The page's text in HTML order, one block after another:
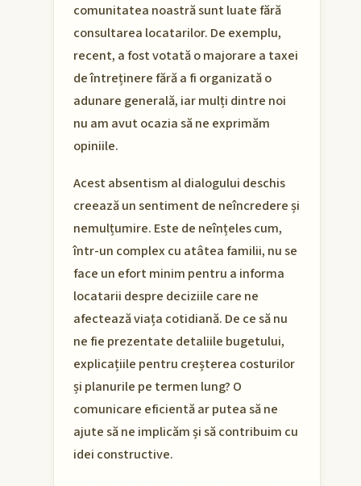
comunitatea noastră sunt luate fără
consultarea locatarilor. De exemplu,
recent, a fost votată o majorare a taxei
de întreținere fără a fi organizată o
adunare generală, iar mulți dintre noi
nu am avut ocazia să ne exprimăm
opiniile.
Acest absentism al dialogului deschis
creează un sentiment de neîncredere și
nemulțumire. Este de neînțeles cum,
într-un complex cu atâtea familii, nu se
face un efort minim pentru a informa
locatarii despre deciziile care ne
afectează viața cotidiană. De ce să nu
ne fie prezentate detaliile bugetului,
explicațiile pentru creșterea costurilor
și planurile pe termen lung? O
comunicare eficientă ar putea să ne
ajute să ne implicăm și să contribuim cu
idei constructive.